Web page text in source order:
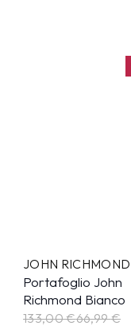
JOHN RICHMOND
Portafoglio John
Richmond Bianco
133,00 €66,99€